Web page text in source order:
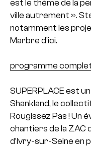
est le thème de la
ville autrement ».
notamment les
Marbre d’ici.
programme
SUPERPLACE est
Shankland, le
Rougissez Pas ! Un
chantiers de la ZAC
d’Ivry-sur-Seine en